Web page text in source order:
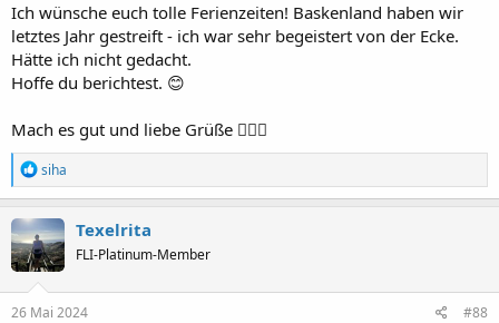
Ich wünsche euch tolle Ferienzeiten! Baskenland haben wir
letztes Jahr gestreift - ich war sehr begeistert von der Ecke.
Hätte ich nicht gedacht.
Hoffe du berichtest. 😊
Mach es gut und liebe Grüße 🙋🏻‍♀️
R
e
a
k
t
i
o
n
e
siha
Texelrita
FLI-Platinum-Member
26 Mai 2024 #88